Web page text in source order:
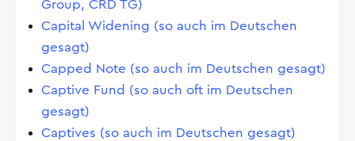
Group, CRD TG)
Capital Widening (so auch im Deutschen
gesagt)
Capped Note (so auch im Deutschen gesagt)
Captive Fund (so auch oft im Deutschen
gesagt)
Captives (so auch im Deutschen gesagt)